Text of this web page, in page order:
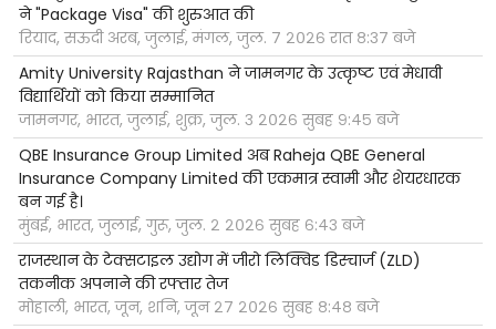
ने "Package Visa" की शुरुआत की
रियाद, सऊदी अरब, जुलाई, मंगल, जुल. ७ २०२६ रात ८:३७ बजे
Amity University Rajasthan ने जामनगर के उत्कृष्ट एवं मेधावी
विद्यार्थियों को किया सम्मानित
जामनगर, भारत, जुलाई, शुक्र, जुल. ३ २०२६ सुबह ९:४५ बजे
QBE Insurance Group Limited अब Raheja QBE General
Insurance Company Limited की एकमात्र स्वामी और शेयरधारक
बन गई है।
मुंबई, भारत, जुलाई, गुरू, जुल. २ २०२६ सुबह ६:४३ बजे
राजस्थान के टेक्सटाइल उद्योग में जीरो लिक्विड डिस्चार्ज (ZLD)
तकनीक अपनाने की रफ्तार तेज
मोहाली, भारत, जून, शनि, जून २७ २०२६ सुबह ८:४८ बजे